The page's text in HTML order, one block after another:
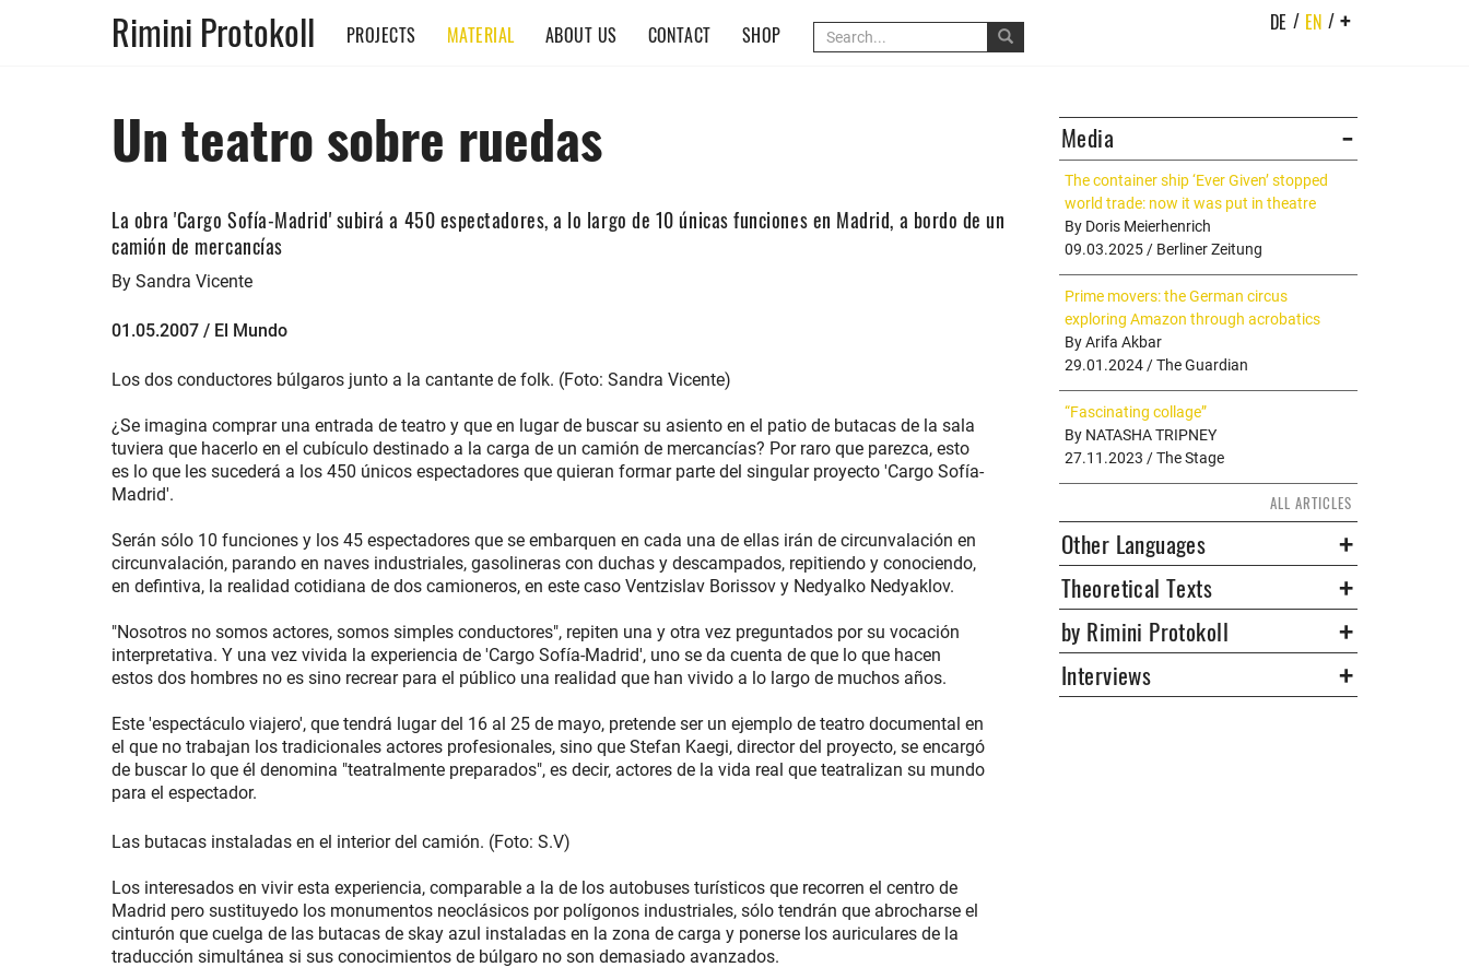
Rimini Protokoll DE / EN / +
PROJECTS MATERIAL ABOUT US CONTACT SHOP
Media
The container ship ‘Ever Given’ stopped
world trade: now it was put in theatre
By Doris Meierhenrich
09.03.2025 / Berliner Zeitung
Prime movers: the German circus
exploring Amazon through acrobatics
By Arifa Akbar
29.01.2024 / The Guardian
“Fascinating collage”
By NATASHA TRIPNEY
27.11.2023 / The Stage
ALL ARTICLES
Other Languages
Theoretical Texts
by Rimini Protokoll
Interviews
Un teatro sobre ruedas
La obra 'Cargo Sofía-Madrid' subirá a 450 espectadores, a lo largo de 10 únicas funciones en Madrid, a bordo de un
camión de mercancías
By Sandra Vicente
01.05.2007 / El Mundo
Los dos conductores búlgaros junto a la cantante de folk. (Foto: Sandra Vicente)
¿Se imagina comprar una entrada de teatro y que en lugar de buscar su asiento en el patio de butacas de la sala
tuviera que hacerlo en el cubículo destinado a la carga de un camión de mercancías? Por raro que parezca, esto
es lo que les sucederá a los 450 únicos espectadores que quieran formar parte del singular proyecto 'Cargo Sofía-
Madrid'.
Serán sólo 10 funciones y los 45 espectadores que se embarquen en cada una de ellas irán de circunvalación en
circunvalación, parando en naves industriales, gasolineras con duchas y descampados, repitiendo y conociendo,
en defintiva, la realidad cotidiana de dos camioneros, en este caso Ventzislav Borissov y Nedyalko Nedyaklov.
"Nosotros no somos actores, somos simples conductores", repiten una y otra vez preguntados por su vocación
interpretativa. Y una vez vivida la experiencia de 'Cargo Sofía-Madrid', uno se da cuenta de que lo que hacen
estos dos hombres no es sino recrear para el público una realidad que han vivido a lo largo de muchos años.
Este 'espectáculo viajero', que tendrá lugar del 16 al 25 de mayo, pretende ser un ejemplo de teatro documental en
el que no trabajan los tradicionales actores profesionales, sino que Stefan Kaegi, director del proyecto, se encargó
de buscar lo que él denomina "teatralmente preparados", es decir, actores de la vida real que teatralizan su mundo
para el espectador.
Las butacas instaladas en el interior del camión. (Foto: S.V)
Los interesados en vivir esta experiencia, comparable a la de los autobuses turísticos que recorren el centro de
Madrid pero sustituyedo los monumentos neoclásicos por polígonos industriales, sólo tendrán que abrocharse el
cinturón que cuelga de las butacas de skay azul instaladas en la zona de carga y ponerse los auriculares de la
traducción simultánea si sus conocimientos de búlgaro no son demasiado avanzados.